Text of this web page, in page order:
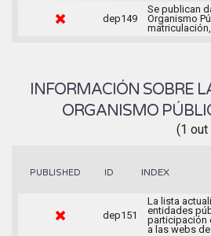
dep149
Se publican
Organismo
INFORMACIÓN SOBRE
ORGANISMO
(1
PUBLISHED ID INDEX
dep151
La lista
entidades
participación
a las webs